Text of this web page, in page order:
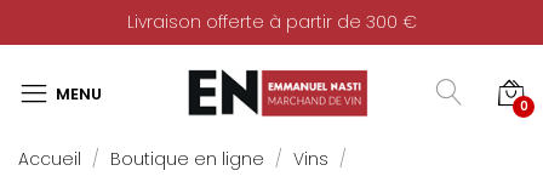
Livraison offerte à partir de 300 €
0
Accueil Boutique en ligne
Vins